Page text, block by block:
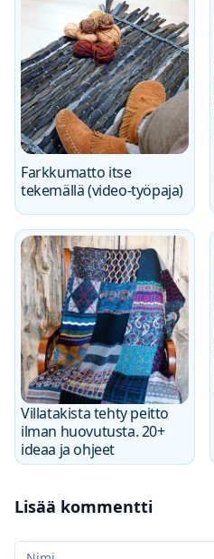
Farkkumatto itse
tekemällä (video-työpaja)
Villatakista tehty peitto
ilman huovutusta. 20+
ideaa ja ohjeet
Lisää kommentti
Nimesi